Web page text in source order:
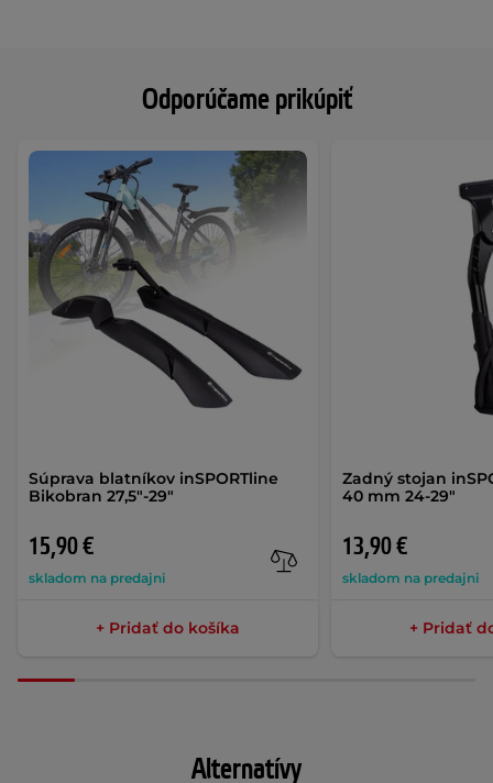
Odporúčame prikúpiť
Súprava blatníkov inSPORTline
Bikobran 27,5"-29"
15,90 €
skladom na predajni
+ Pridať do košíka
Zadný stojan
40 mm 24-29"
13,90 €
skladom na predajni
+ Pridať
Alternatívy